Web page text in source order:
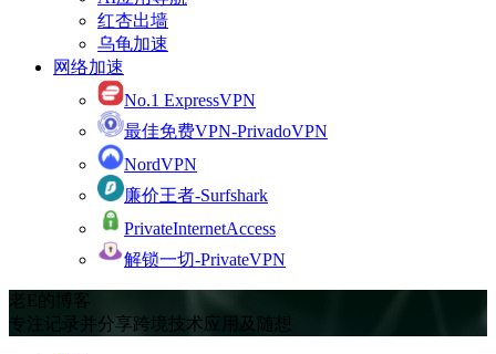
红杏出墙
乌龟加速
网络加速
No.1 ExpressVPN
最佳免费VPN-PrivadoVPN
NordVPN
廉价王者-Surfshark
PrivateInternetAccess
解锁一切-PrivateVPN
老E的博客
专注记录并分享跨境技术应用及随想